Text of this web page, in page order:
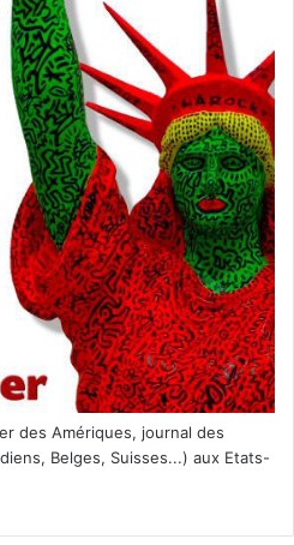
des Amériques, journal des
Belges, Suisses...) aux Etats-